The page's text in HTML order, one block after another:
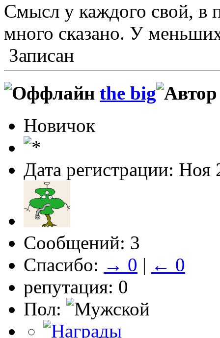
Смысл у каждого свой, в
много сказано. У
Записан
the big
Новичок
Дата регистрации: Ноя
Сообщений: 3
Спасибо: → 0 | ← 0
репутация: 0
Пол: